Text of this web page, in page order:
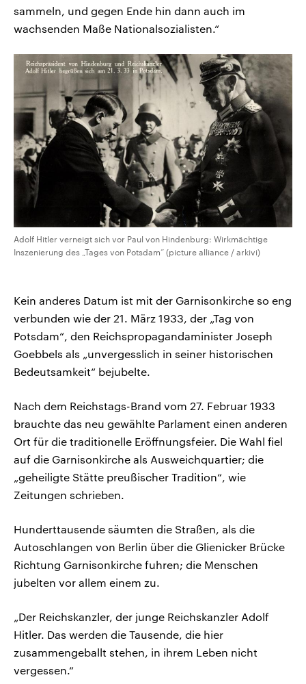
sammeln, und gegen Ende hin dann auch im
wachsenden Maße Nationalsozialisten.“
Adolf Hitler verneigt sich vor Paul von Hindenburg: Wirkmächtige
Inszenierung des „Tages von Potsdam“ (picture alliance / arkivi)
Kein anderes Datum ist mit der Garnisonkirche so eng
verbunden wie der 21. März 1933, der „Tag von
Potsdam“, den Reichspropagandaminister Joseph
Goebbels als „unvergesslich in seiner historischen
Bedeutsamkeit“ bejubelte.
Nach dem Reichstags-Brand vom 27. Februar 1933
brauchte das neu gewählte Parlament einen anderen
Ort für die traditionelle Eröffnungsfeier. Die Wahl fiel
auf die Garnisonkirche als Ausweichquartier; die
„geheiligte Stätte preußischer Tradition“, wie
Zeitungen schrieben.
Hunderttausende säumten die Straßen, als die
Autoschlangen von Berlin über die Glienicker Brücke
Richtung Garnisonkirche fuhren; die Menschen
jubelten vor allem einem zu.
„Der Reichskanzler, der junge Reichskanzler Adolf
Hitler. Das werden die Tausende, die hier
zusammengeballt stehen, in ihrem Leben nicht
vergessen.“